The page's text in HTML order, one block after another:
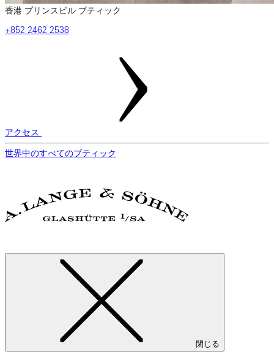
香港 プリンスビル ブティック
‎+852 2462‎ 2538
アクセス
世界中のすべてのブティック
閉じる